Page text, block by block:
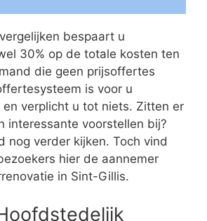
bespaart u
30% op de totale kosten ten
die geen prijsoffertes
is voor u
en verplicht u tot niets. Zitten er
interessante voorstellen bij?
nog verder kijken. Toch vind
hier de aannemer
in Sint-Gillis.